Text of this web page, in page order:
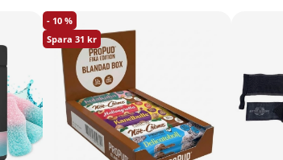
10
31